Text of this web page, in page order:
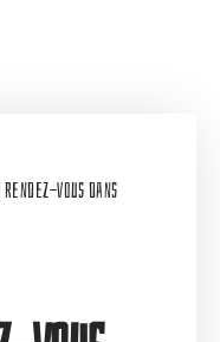
vous dans